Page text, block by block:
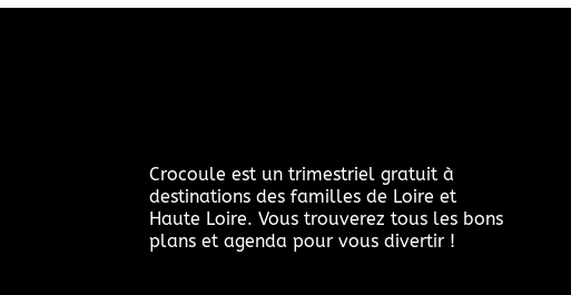
Crocoule est un trimestriel gratuit à
destinations des familles de Loire et
Haute Loire. Vous trouverez tous les bons
plans et agenda pour vous divertir !